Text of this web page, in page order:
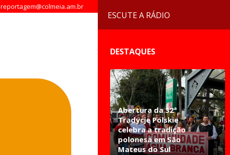
reportagem@colmeia.am.br
ESCUTE A RÁDIO
DESTAQUES
Abertura da 32ª
Tradycje Polskie
celebra a tradição
polonesa em São
Mateus do Sul